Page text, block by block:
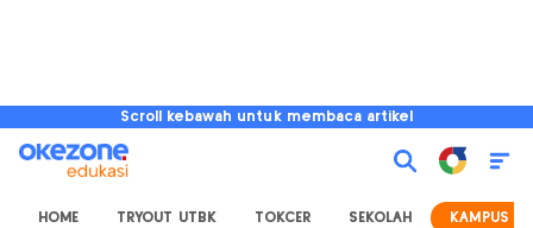
Scroll kebawah untuk membaca artikel
HOME TRYOUT UTBK TOKCER SEKOLAH KAMPUS